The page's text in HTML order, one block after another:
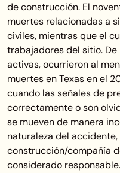
de construcción. El
muertes relacionadas a
civiles, mientras que el
trabajadores del sitio.
activas, ocurrieron al
muertes en Texas en el
cuando las señales de
correctamente o son
se mueven de manera
naturaleza del
construcción/compañía
considerado responsable.